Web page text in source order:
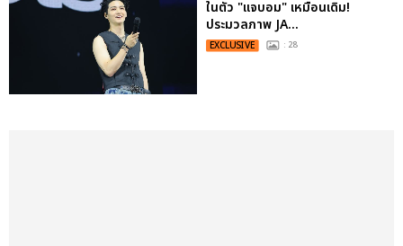
ในตัว "แจบอม" เหมือนเดิม!
ประมวลภาพ JA...
EXCLUSIVE : 28